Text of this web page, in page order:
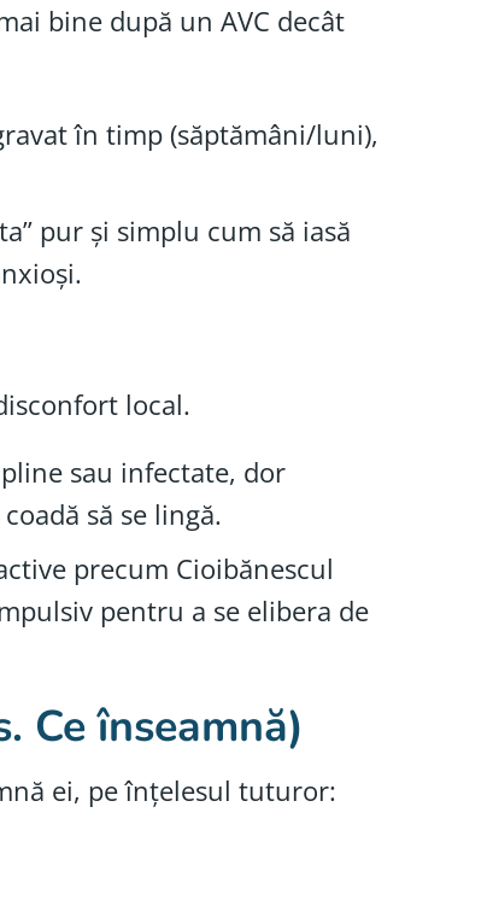
bine după un AVC decât
în timp (săptămâni/luni),
pur și simplu cum să iasă
local.
sau infectate, dor
să se lingă.
precum Cioibănescul
pentru a se elibera de
Ce înseamnă)
ei, pe înțelesul tuturor: